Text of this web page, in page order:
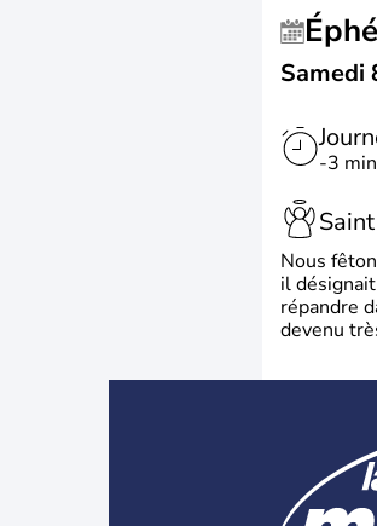
Samedi
-3 min
Nous
il
répandre
devenu